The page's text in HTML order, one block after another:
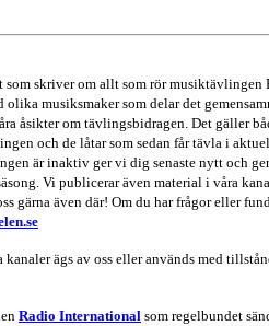
som skriver om allt som rör musiktävlingen
musiksmaker som delar det
åsikter om tävlingsbidragen. Det gäller
och de låtar som sedan får tävla i
är inaktiv ger vi dig senaste nytt och
Vi publicerar även material i våra
gärna även där! Om du har frågor eller
ägs av oss eller används med
Radio International som regelbundet